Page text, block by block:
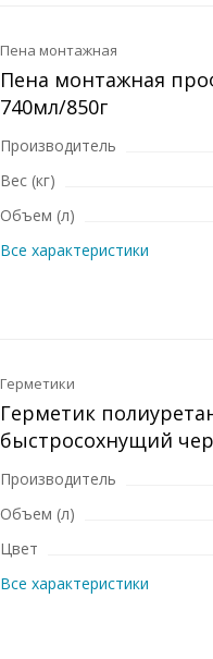
Пена монтажная
Пена монтажная
740мл/850г
Производитель
Вес (кг)
Объем (л)
Все характеристики
Герметики
Герметик
быстросохнущий
Производитель
Объем (л)
Цвет
Все характеристики